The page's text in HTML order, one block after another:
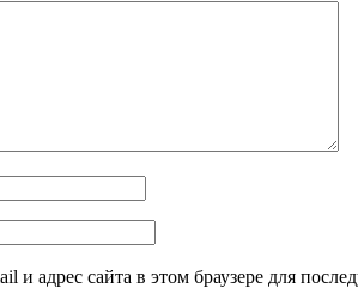
и адрес сайта в этом браузере для